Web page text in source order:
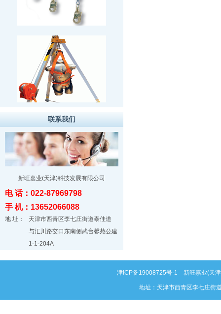
联系我们
新旺嘉业(天津)科技发展有限公司
电 话：022-87969798
手 机：13652066088
地 址：
天津市西青区李七庄街道泰佳道
与汇川路交口东南侧武台馨苑公建
1-1-204A
津ICP备19008725号-1 新旺嘉业(天
地址：天津市西青区李七庄街